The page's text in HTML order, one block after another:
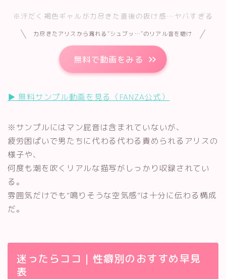
※汗だく褐色ギャルが力尽きた直後の抜け感…ヤバすぎる
力尽きたアリスから漏れる“シュブッ…”のリアル音を聴け
無料で動画をみる
▶︎ 無料サンプル動画を見る（FANZA公式）
※サンプルにはマン屁音は含まれていないが、
疲労困ぱいで男たちに代わる代わる責められるアリスの
様子や、
何度も潮を吹くリアルな描写がしっかり収録されてい
る。
雰囲気だけでも“鳴りそうな空気感”は十分に伝わる構成
だ。
迷ったらココ｜性癖別のおすすめ早見
表